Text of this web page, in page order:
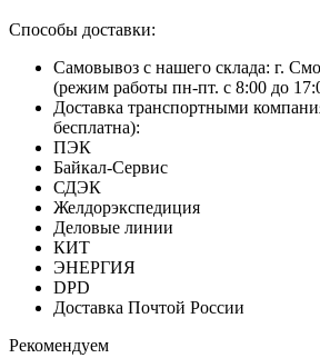
Способы доставки:
Самовывоз с нашего склада: г.
(режим работы пн-пт. с 8:00 до
Доставка транспортными
бесплатна):
ПЭК
Байкал-Сервис
СДЭК
Желдорэкспедиция
Деловые линии
КИТ
ЭНЕРГИЯ
DPD
Доставка Почтой России
Рекомендуем